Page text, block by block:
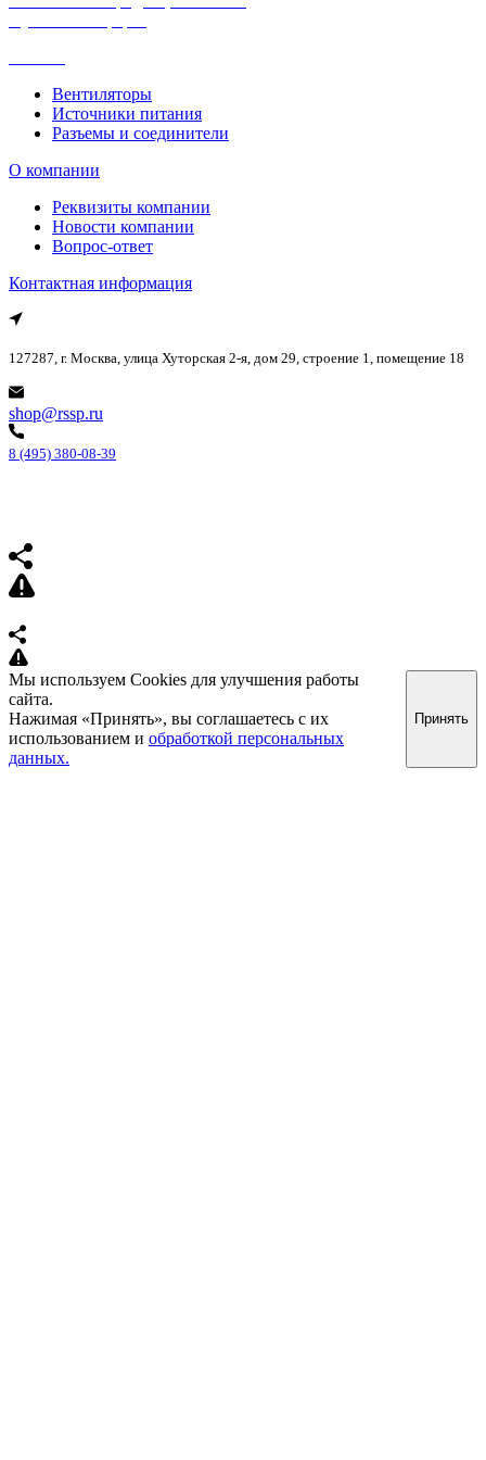
Вентиляторы
Источники питания
Разъемы и соединители
О компании
Реквизиты компании
Новости компании
Вопрос-ответ
Контактная информация
127287, г. Москва, улица Хуторская 2-я, дом 29, строение 1, помещение 18
shop@rssp.ru
8 (495) 380-08-39
Мы используем Cookies для улучшения работы
сайта.
Нажимая «Принять», вы соглашаетесь с их
использованием и обработкой персональных
данных.
Принять